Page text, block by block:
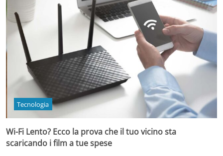
Tecnologia
Wi-Fi Lento? Ecco la prova che il tuo vicino sta
scaricando i film a tue spese